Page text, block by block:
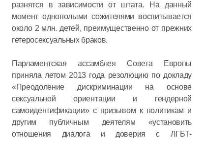
разнятся в зависимости от штата. На данный
момент однополыми сожителями воспитывается
около 2 млн. детей, преимущественно от прежних
гетеросексуальных браков.
Парламентская ассамблея Совета Европы
приняла летом 2013 года резолюцию по докладу
«Преодоление дискриминации на основе
сексуальной ориентации и гендерной
самоидентификации» с призывом к политикам и
другим публичным деятелям «установить
отношения диалога и доверия с ЛГБТ-